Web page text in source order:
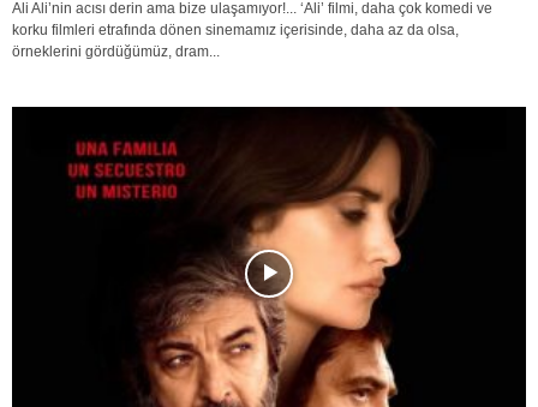
Ali Ali’nin acısı derin ama bize ulaşamıyor!... ‘Ali’ filmi, daha çok komedi ve
korku filmleri etrafında dönen sinemamız içerisinde, daha az da olsa,
örneklerini gördüğümüz, dram...